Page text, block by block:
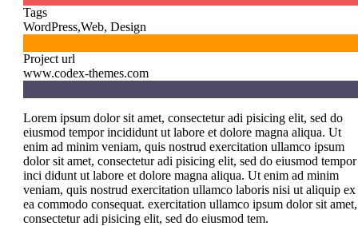
Tags
WordPress,Web, Design
Project url
www.codex-themes.com
Lorem ipsum dolor sit amet, consectetur adi pisicing elit, sed do
eiusmod tempor incididunt ut labore et dolore magna aliqua. Ut
enim ad minim veniam, quis nostrud exercitation ullamco ipsum
dolor sit amet, consectetur adi pisicing elit, sed do eiusmod tempor
inci didunt ut labore et dolore magna aliqua. Ut enim ad minim
veniam, quis nostrud exercitation ullamco laboris nisi ut aliquip ex
ea commodo consequat. exercitation ullamco ipsum dolor sit amet,
consectetur adi pisicing elit, sed do eiusmod tem.